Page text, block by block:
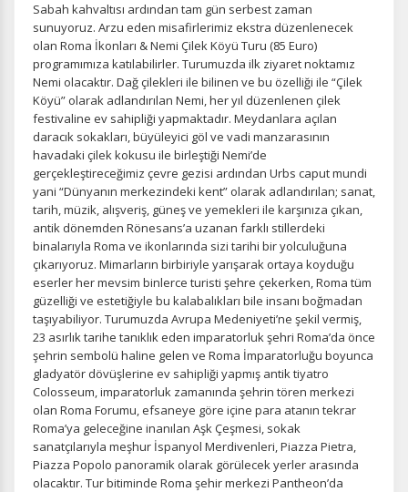
Sabah kahvaltısı ardından tam gün serbest zaman
sunuyoruz. Arzu eden misafirlerimiz ekstra düzenlenecek
olan Roma İkonları & Nemi Çilek Köyü Turu (85 Euro)
programımıza katılabilirler. Turumuzda ilk ziyaret noktamız
Nemi olacaktır. Dağ çilekleri ile bilinen ve bu özelliği ile “Çilek
Köyü” olarak adlandırılan Nemi, her yıl düzenlenen çilek
festivaline ev sahipliği yapmaktadır. Meydanlara açılan
daracık sokakları, büyüleyici göl ve vadi manzarasının
havadaki çilek kokusu ile birleştiği Nemi’de
gerçekleştireceğimiz çevre gezisi ardından Urbs caput mundi
yani “Dünyanın merkezindeki kent” olarak adlandırılan; sanat,
tarih, müzik, alışveriş, güneş ve yemekleri ile karşınıza çıkan,
antik dönemden Rönesans’a uzanan farklı stillerdeki
binalarıyla Roma ve ikonlarında sizi tarihi bir yolculuğuna
çıkarıyoruz. Mimarların birbiriyle yarışarak ortaya koyduğu
eserler her mevsim binlerce turisti şehre çekerken, Roma tüm
güzelliği ve estetiğiyle bu kalabalıkları bile insanı boğmadan
taşıyabiliyor. Turumuzda Avrupa Medeniyeti’ne şekil vermiş,
23 asırlık tarihe tanıklık eden imparatorluk şehri Roma’da önce
şehrin sembolü haline gelen ve Roma İmparatorluğu boyunca
gladyatör dövüşlerine ev sahipliği yapmış antik tiyatro
Colosseum, imparatorluk zamanında şehrin tören merkezi
olan Roma Forumu, efsaneye göre içine para atanın tekrar
Roma’ya geleceğine inanılan Aşk Çeşmesi, sokak
sanatçılarıyla meşhur İspanyol Merdivenleri, Piazza Pietra,
Piazza Popolo panoramik olarak görülecek yerler arasında
olacaktır. Tur bitiminde Roma şehir merkezi Pantheon’da